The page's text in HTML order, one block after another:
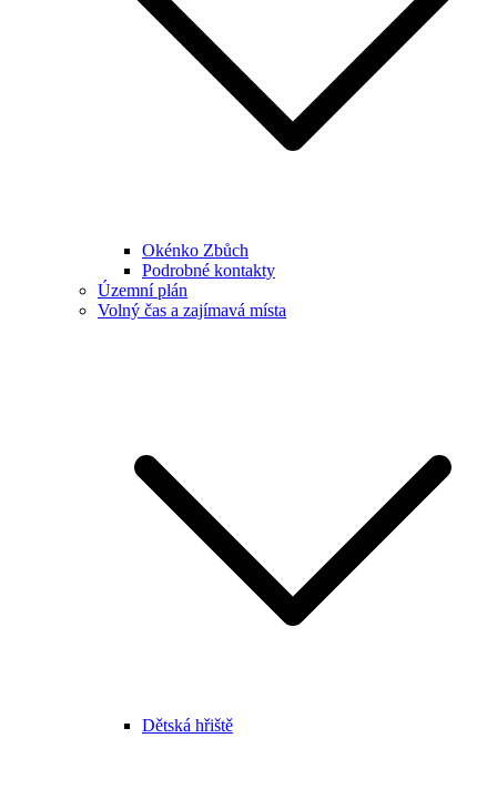
Okénko Zbůch
Podrobné kontakty
Územní plán
Volný čas a zajímavá místa
Dětská hřiště